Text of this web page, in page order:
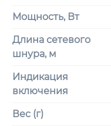
Мощность, Вт
Длина сетевого
шнура, м
Индикация
включения
Вес (г)